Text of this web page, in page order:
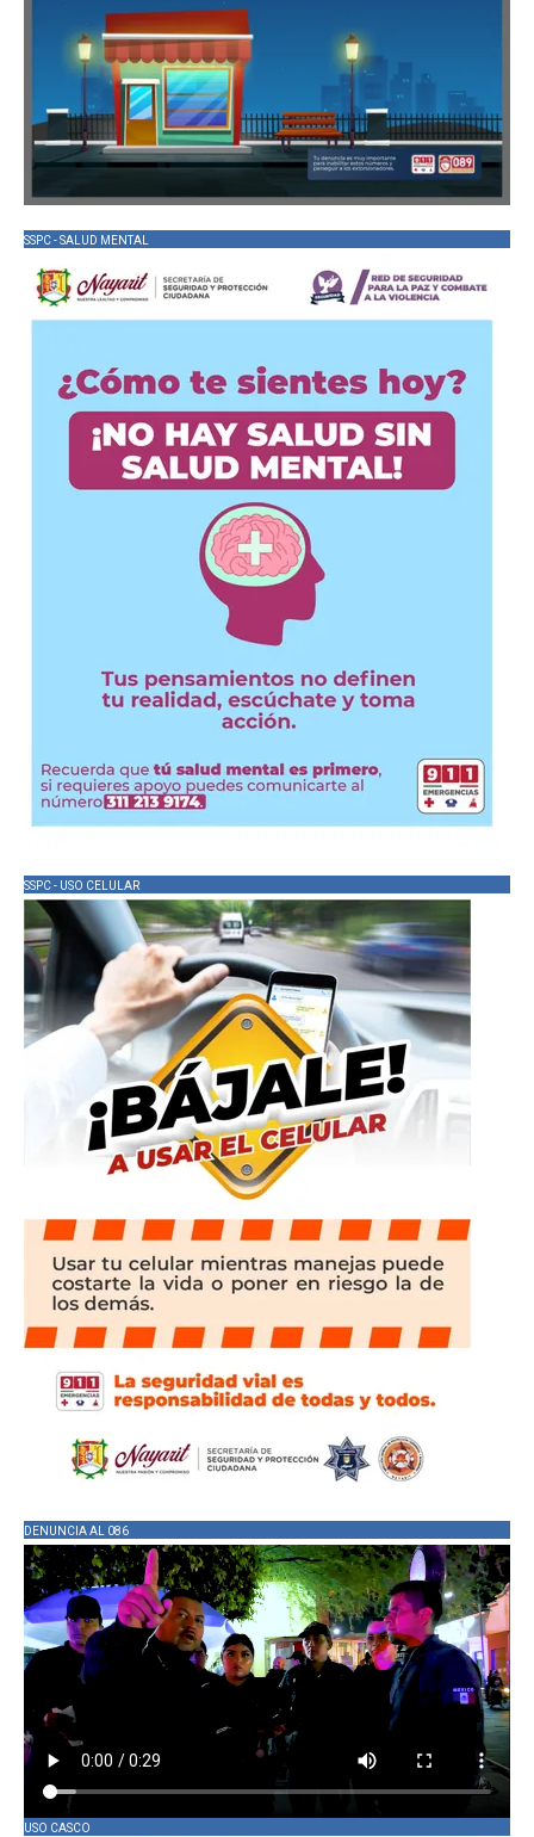
SSPC - SALUD MENTAL
SSPC - USO CELULAR
DENUNCIA AL 086
USO CASCO